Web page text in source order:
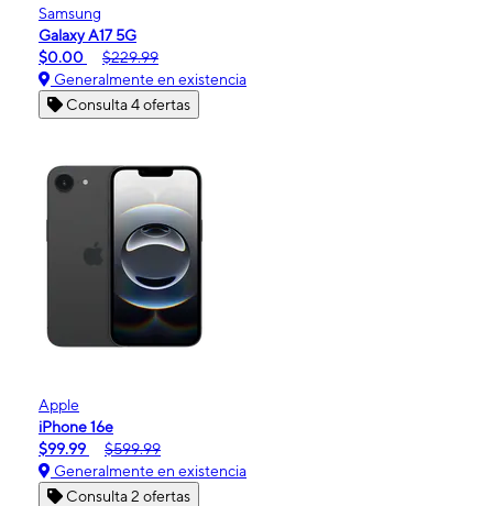
Samsung
Galaxy A17 5G
$0.00
$229.99
Generalmente en existencia
Consulta 4 ofertas
Apple
iPhone 16e
$99.99
$599.99
Generalmente en existencia
Consulta 2 ofertas